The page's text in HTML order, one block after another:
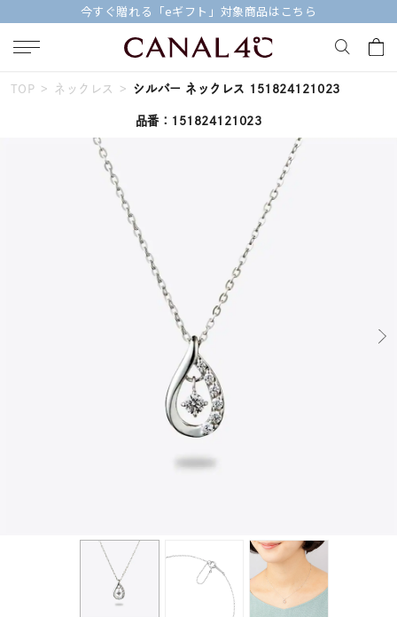
今すぐ贈れる「eギフト」対象商品はこちら
キーワードで検索する
人気検索キーワード
#ペア #ダイヤモンド ネックレス
#くまのプーさん
TOP ネックレス シルバー ネックレス 151824121023
品番：151824121023